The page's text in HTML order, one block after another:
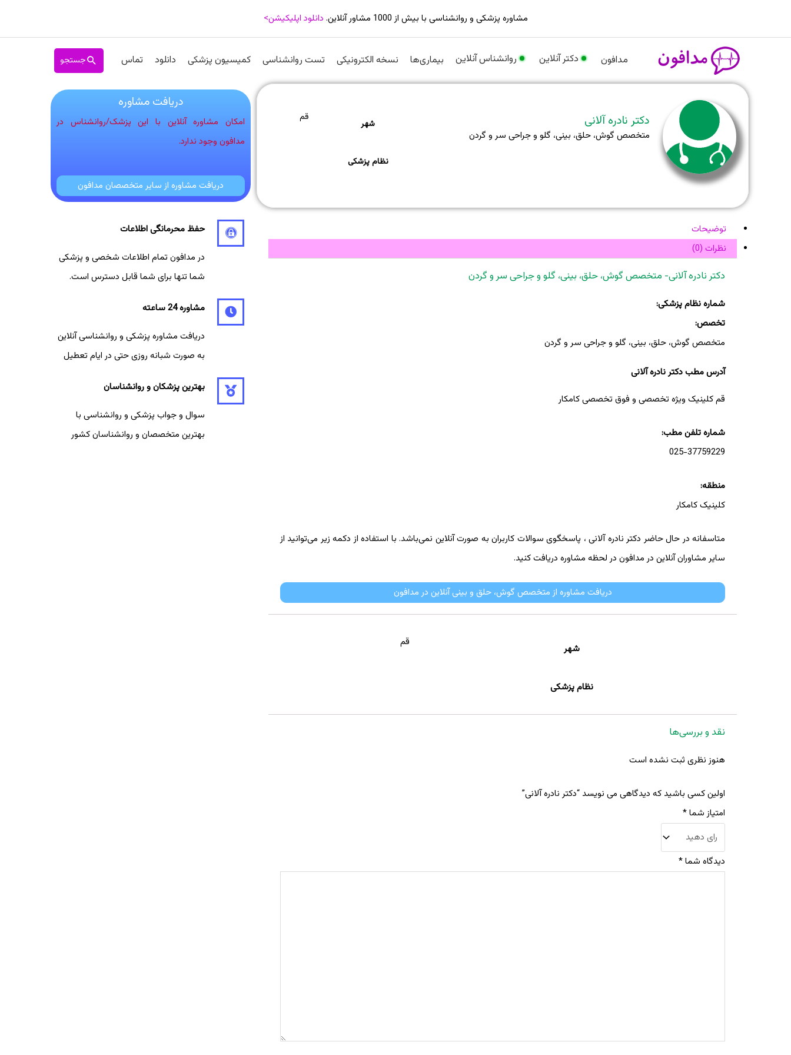
مشاوره پزشکی و روانشناسی با بیش از 1000 مشاور آنلاین. دانلود اپلیکیشن>
مدافون دکتر آنلاین روانشناس آنلاین بیماری‌ها نسخه الکترونیکی تست روانشناسی کمیسیون پزشکی دانلود تماس جستجو
دکتر نادره آلانی
متخصص گوش، حلق، بینی، گلو و جراحی سر و گردن
شهر
قم
نظام پزشکی
دریافت مشاوره
امکان مشاوره آنلاین با این پزشک/روانشناس در
مدافون وجود ندارد.
دریافت مشاوره از سایر متخصصان مدافون
توضیحات
نظرات (0)
دکتر نادره آلانی- متخصص گوش، حلق، بینی، گلو و جراحی سر و گردن
شماره نظام پزشکی:
تخصص:
متخصص گوش، حلق، بینی، گلو و جراحی سر و گردن
آدرس مطب دکتر نادره آلانی
قم کلینیک ویژه تخصصی و فوق تخصصی کامکار
شماره تلفن مطب:
025-37759229
منطقه:
کلینیک کامکار
متاسفانه در حال حاضر دکتر نادره آلانی ، پاسخگوی سوالات کاربران به صورت آنلاین نمی‌باشد. با استفاده از دکمه زیر می‌توانید از
سایر مشاوران آنلاین در مدافون در لحظه مشاوره دریافت کنید.
دریافت مشاوره از متخصص گوش، حلق و بینی آنلاین در مدافون
شهر
قم
نظام پزشکی
نقد و بررسی‌ها
هنوز نظری ثبت نشده است
اولین کسی باشید که دیدگاهی می نویسد “دکتر نادره آلانی”
امتیاز شما*
دیدگاه شما*
حفظ محرمانگی اطلاعات
در مدافون تمام اطلاعات شخصی و پزشکی
شما تنها برای شما قابل دسترس است.
مشاوره 24 ساعته
دریافت مشاوره پزشکی و روانشناسی آنلاین
به صورت شبانه روزی حتی در ایام تعطیل
بهترین پزشکان و روانشناسان
سوال و جواب پزشکی و روانشناسی با
بهترین متخصصان و روانشناسان کشور